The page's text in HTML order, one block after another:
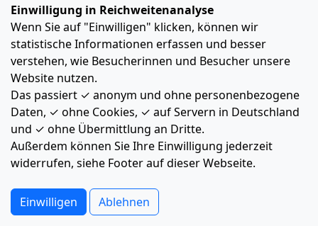
X839
Ätzender oder schwach ätzender
Stoff, entzündbar (Flammpunkt
von 23 °C bis einschließlich 60 °C),
Reaktion führen kann und der
mit Wasser gefährlich reagiert
(Wasser darf nur im
Einverständnis mit
Sachverständigen verwendet
84
Ätzender fester Stoff, entzündbar
Einwilligung in Reichweitenanalyse
Wenn Sie auf "Einwilligen" klicken, können wir
statistische Informationen erfassen und besser
verstehen, wie Besucherinnen und Besucher unsere
Website nutzen.
Das passiert ✓ anonym und ohne personenbezogene
Daten, ✓ ohne Cookies, ✓ auf Servern in Deutschland
und ✓ ohne Übermittlung an Dritte.
Außerdem können Sie Ihre Einwilligung jederzeit
widerrufen, siehe Footer auf dieser Webseite.
Einwilligen Ablehnen